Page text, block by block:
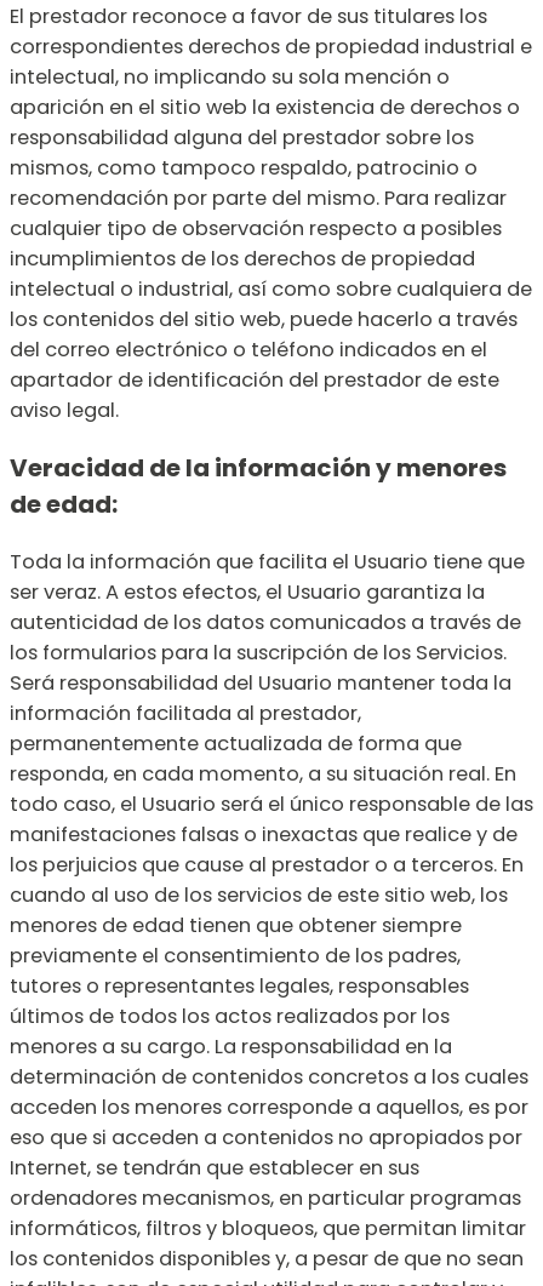
El prestador reconoce a favor de sus titulares los
correspondientes derechos de propiedad industrial e
intelectual, no implicando su sola mención o
aparición en el sitio web la existencia de derechos o
responsabilidad alguna del prestador sobre los
mismos, como tampoco respaldo, patrocinio o
recomendación por parte del mismo. Para realizar
cualquier tipo de observación respecto a posibles
incumplimientos de los derechos de propiedad
intelectual o industrial, así como sobre cualquiera de
los contenidos del sitio web, puede hacerlo a través
del correo electrónico o teléfono indicados en el
apartador de identificación del prestador de este
aviso legal.
Veracidad de la información y menores
de edad:
Toda la información que facilita el Usuario tiene que
ser veraz. A estos efectos, el Usuario garantiza la
autenticidad de los datos comunicados a través de
los formularios para la suscripción de los Servicios.
Será responsabilidad del Usuario mantener toda la
información facilitada al prestador,
permanentemente actualizada de forma que
responda, en cada momento, a su situación real. En
todo caso, el Usuario será el único responsable de las
manifestaciones falsas o inexactas que realice y de
los perjuicios que cause al prestador o a terceros. En
cuando al uso de los servicios de este sitio web, los
menores de edad tienen que obtener siempre
previamente el consentimiento de los padres,
tutores o representantes legales, responsables
últimos de todos los actos realizados por los
menores a su cargo. La responsabilidad en la
determinación de contenidos concretos a los cuales
acceden los menores corresponde a aquellos, es por
eso que si acceden a contenidos no apropiados por
Internet, se tendrán que establecer en sus
ordenadores mecanismos, en particular programas
informáticos, filtros y bloqueos, que permitan limitar
los contenidos disponibles y, a pesar de que no sean